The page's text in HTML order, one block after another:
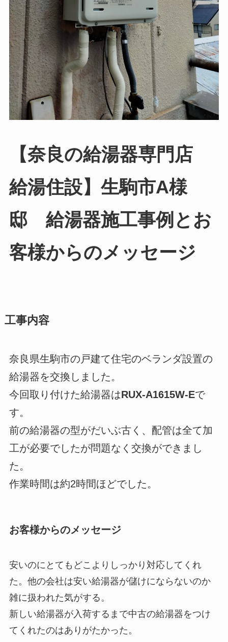
【奈良の給湯器専門店
給湯住設】生駒市A様
邸 給湯器施工事例とお
客様からのメッセージ
工事内容
奈良県生駒市の戸建て住宅のベランダ設置の
給湯器を交換しました。
今回取り付けた給湯器はRUX-A1615W-Eで
す。
前の給湯器の型がだいぶ古く、配管は全て加
工が必要でしたが問題なく交換ができまし
た。
作業時間は約2時間ほどでした。
お客様からのメッセージ
安いのにとてもどこよりしっかり対応してくれ
た。他の会社は安い給湯器が儲けにならないのか
雑に扱われた気がする。
新しい給湯器が入荷するまで中古の給湯器をつけ
てくれたのはありがたかった。